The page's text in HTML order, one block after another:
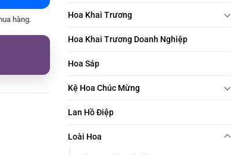
Hoa Khai Trương
Hoa Khai Trương Doanh Nghiệp
Hoa Sáp
Kệ Hoa Chúc Mừng
Lan Hồ Điệp
Loài Hoa
hàng.